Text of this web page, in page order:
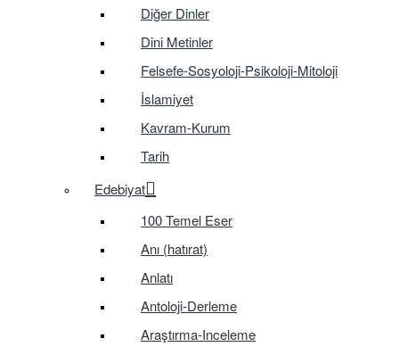
Diğer Dinler
Dini Metinler
Felsefe-Sosyoloji-Psikoloji-Mitoloji
İslamiyet
Kavram-Kurum
Tarih
Edebiyat
100 Temel Eser
Anı (hatırat)
Anlatı
Antoloji-Derleme
Araştırma-Inceleme